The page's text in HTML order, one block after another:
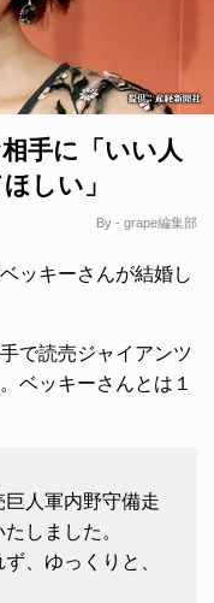
手に「いい人
しい」
By - grape編集部
ッキーさんが結婚し
で読売ジャイアンツ
ベッキーさんとは１
人軍内野守備走
しました。
、ゆっくりと、